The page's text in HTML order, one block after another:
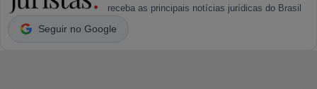
receba as principais notícias jurídicas do Brasil
Seguir no Google